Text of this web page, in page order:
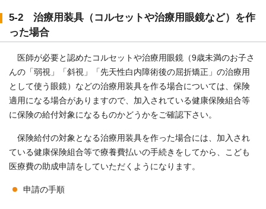
5-2 治療用装具（コルセットや治療用眼鏡など）を作
った場合
医師が必要と認めたコルセットや治療用眼鏡（9歳未満のお子さ
んの「弱視」「斜視」「先天性白内障術後の屈折矯正」の治療用
として使う眼鏡）などの治療用装具を作る場合については、保険
適用になる場合がありますので、加入されている健康保険組合等
に保険の給付対象になるものかどうかをご確認下さい。
保険給付の対象となる治療用装具を作った場合には、加入され
ている健康保険組合等で療養費払いの手続きをしてから、こども
医療費の助成申請をしていただくようになります。
申請の手順